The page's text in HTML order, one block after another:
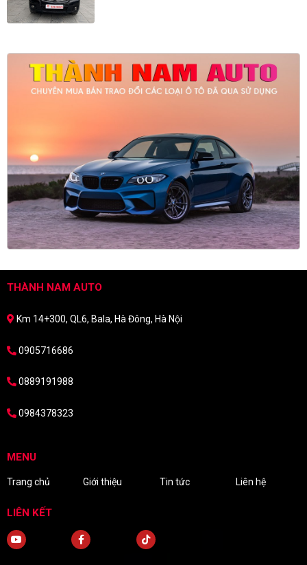
THÀNH NAM AUTO
Km 14+300, QL6, Bala, Hà Đông, Hà Nội
0905716686
0889191988
0984378323
MENU
Trang chủ Giới thiệu Tin tức Liên hệ
LIÊN KẾT